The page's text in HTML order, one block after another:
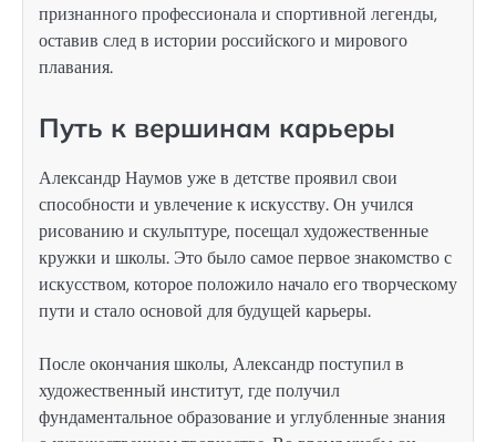
признанного профессионала и спортивной легенды,
оставив след в истории российского и мирового
плавания.
Путь к вершинам карьеры
Александр Наумов уже в детстве проявил свои
способности и увлечение к искусству. Он учился
рисованию и скульптуре, посещал художественные
кружки и школы. Это было самое первое знакомство с
искусством, которое положило начало его творческому
пути и стало основой для будущей карьеры.
После окончания школы, Александр поступил в
художественный институт, где получил
фундаментальное образование и углубленные знания